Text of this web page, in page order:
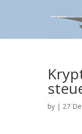
by | 27